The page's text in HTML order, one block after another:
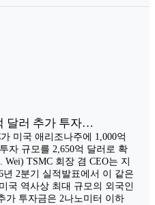
달러 추가 투자…
미국 애리조나주에 1,000억
자 규모를 2,650억 달러로 확
TSMC 회장 겸 CEO는 지
년 2분기 실적발표에서 이 같은
국 역사상 최대 규모의 외국인
가 투자금은 2나노미터 이하